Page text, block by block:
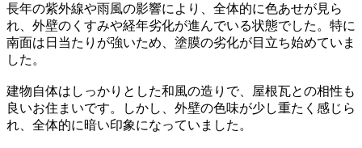
長年の紫外線や雨風の影響により、全体的に色あせが見ら
れ、外壁のくすみや経年劣化が進んでいる状態でした。特に
南面は日当たりが強いため、塗膜の劣化が目立ち始めていま
した。
建物自体はしっかりとした和風の造りで、屋根瓦との相性も
良いお住まいです。しかし、外壁の色味が少し重たく感じら
れ、全体的に暗い印象になっていました。